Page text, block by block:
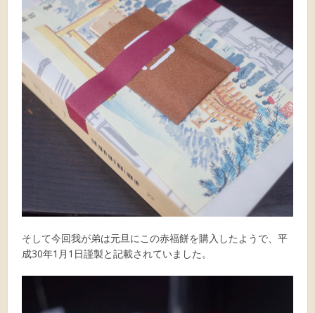
そして今回我が弟は元旦にこの赤福餅を購入したようで、平
成30年1月1日謹製と記載されていました。